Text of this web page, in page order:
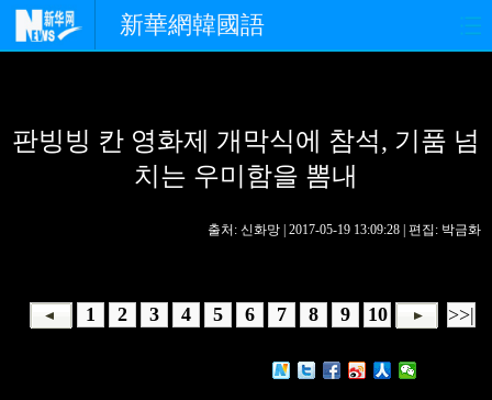
新華網韓國語
경제 사회 포토
핫 TV
생생 중국어
판빙빙 칸 영화제 개막식에 참석, 기품 넘
치는 우미함을 뽐내
출처: 신화망 | 2017-05-19 13:09:28 | 편집: 박금화
1 2 3 4 5 6 7 8 9 10 >>|